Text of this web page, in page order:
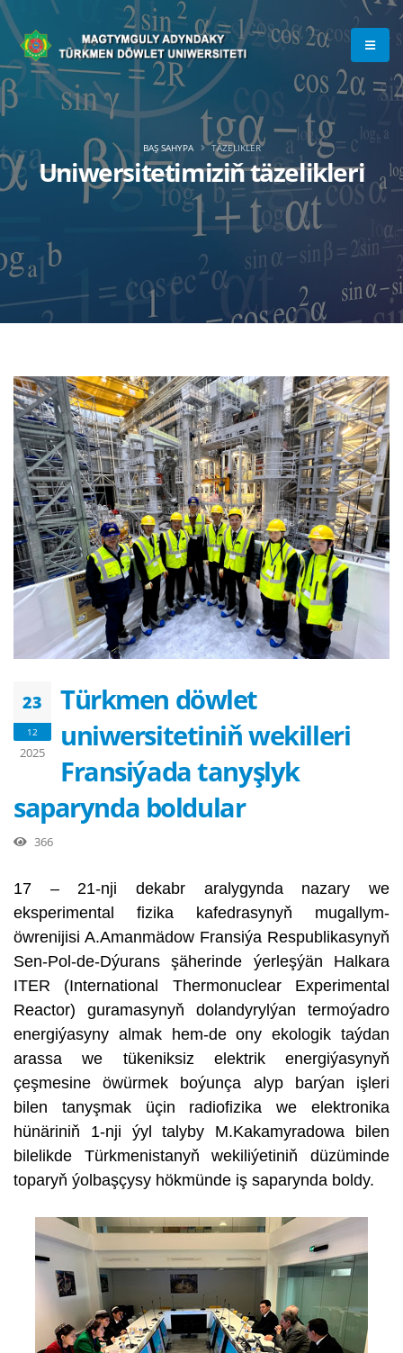
Uniwersitetimiziň täzelikleri
BAŞ SAHYPA TÄZELIKLER
23
12
2025
Türkmen döwlet
uniwersitetiniň wekilleri
Fransiýada tanyşlyk
saparynda boldular
366
17 – 21-nji dekabr aralygynda nazary we
eksperimental fizika kafedrasynyň mugallym-
öwrenijisi A.Amanmädow Fransiýa Respublikasynyň
Sen-Pol-de-Dýurans şäherinde ýerleşýän Halkara
ITER (International Thermonuclear Experimental
Reactor) guramasynyň dolandyrylýan termoýadro
energiýasyny almak hem-de ony ekologik taýdan
arassa we tükeniksiz elektrik energiýasynyň
çeşmesine öwürmek boýunça alyp barýan işleri
bilen tanyşmak üçin radiofizika we elektronika
hünäriniň 1-nji ýyl talyby M.Kakamyradowa bilen
bilelikde Türkmenistanyň wekiliýetiniň düzüminde
toparyň ýolbaşçysy hökmünde iş saparynda boldy.